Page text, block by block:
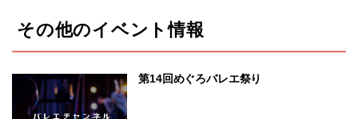
その他のイベント情報
第14回めぐろバレエ祭り